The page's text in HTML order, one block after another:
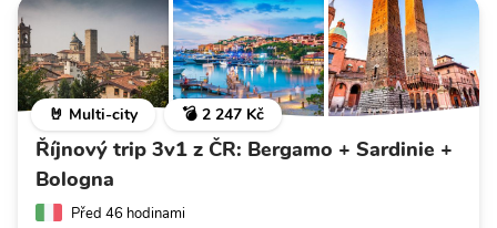
🤘 Multi-city 💣 2 247 Kč
Říjnový trip 3v1 z ČR: Bergamo + Sardinie +
Bologna
Před 46 hodinami